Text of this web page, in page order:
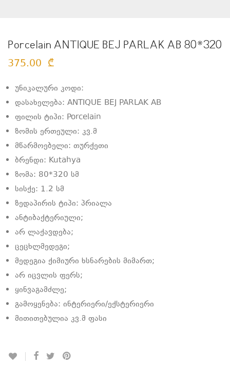
Porcelain ANTIQUE BEJ PARLAK AB 80*320
375.00 ₾
უნიკალური კოდი:
დასახელება: ANTIQUE BEJ PARLAK AB
ფილის ტიპი: Porcelain
ზომის ერთეული: კვ.მ
მწარმოებელი: თურქეთი
ბრენდი: Kutahya
ზომა: 80*320 სმ
სისქე: 1.2 სმ
ზედაპირის ტიპი: პრიალა
ანტიბაქტერიული;
არ ლაქავდება;
ცეცხლმედეგი;
მედეგია ქიმიური ხსნარების მიმართ;
არ იცვლის ფერს;
ყინვაგამძლე;
გამოყენება: ინტერიერი/ექსტერიერი
მითითებულია კვ.მ ფასი